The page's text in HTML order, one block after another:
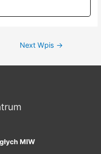
Next Wpis →
MIW